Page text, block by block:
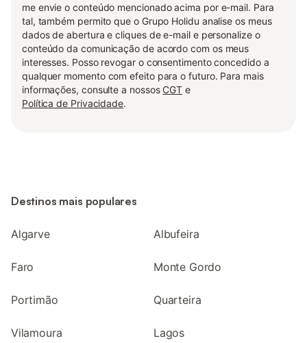
me envie o conteúdo mencionado acima por e-mail. Para
tal, também permito que o Grupo Holidu analise os meus
dados de abertura e cliques de e-mail e personalize o
conteúdo da comunicação de acordo com os meus
interesses. Posso revogar o consentimento concedido a
qualquer momento com efeito para o futuro. Para mais
informações, consulte a nossos CGT e
Política de Privacidade.
Destinos mais populares
Algarve Albufeira
Faro Monte Gordo
Portimão Quarteira
Vilamoura Lagos